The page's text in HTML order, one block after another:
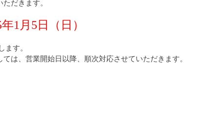
だきます。
1月5日（日）
ます。
は、営業開始日以降、順次対応させていただきます。